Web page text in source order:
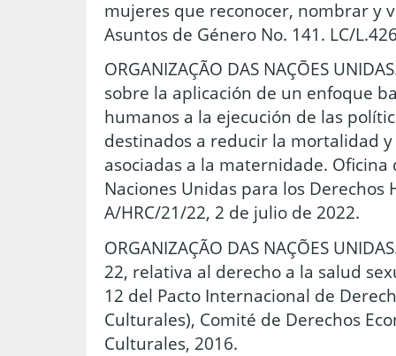
mujeres que reconocer, nombrar y
Asuntos de Género No. 141. LC/
ORGANIZAÇÃO DAS NAÇÕES
sobre la aplicación de un enfoque
humanos a la ejecución de las
destinados a reducir la mortalidad
asociadas a la maternidade.
Naciones Unidas para los Derechos
A/HRC/21/22, 2 de julio de 2022.
ORGANIZAÇÃO DAS NAÇÕES
22, relativa al derecho a la salud
12 del Pacto Internacional de
Culturales), Comité de Derechos
Culturales, 2016.